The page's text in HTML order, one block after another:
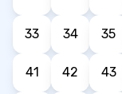
33 34 35
41 42 43